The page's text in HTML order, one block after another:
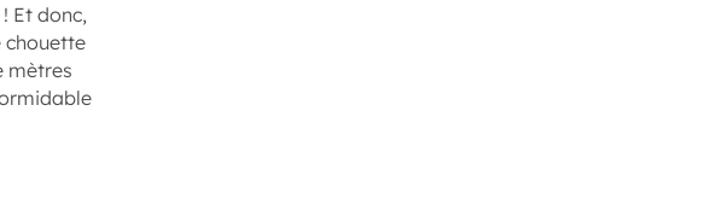
Et donc,
chouette
mètres